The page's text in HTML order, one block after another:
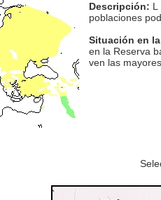
Descripción: L
poblaciones
Situación en
en la Reserva
ven las